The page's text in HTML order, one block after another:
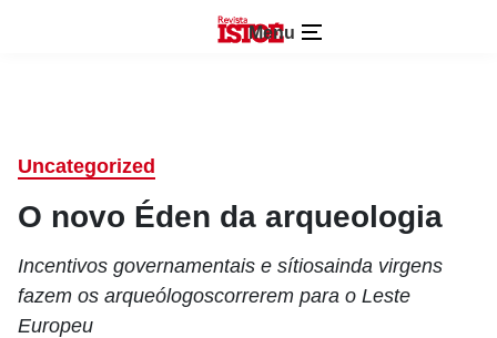
Menu
Uncategorized
O novo Éden da arqueologia
Incentivos governamentais e sítiosainda virgens
fazem os arqueólogoscorrerem para o Leste
Europeu